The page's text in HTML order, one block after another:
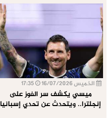
الخميس 16/07/2026
ميسي يكشف سر الفوز على
إنجلترا.. ويتحدث عن تحدي إسبانيا